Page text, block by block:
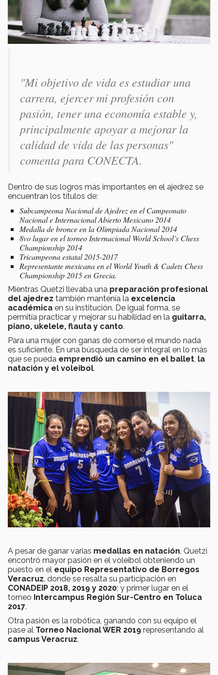
"Mi objetivo de vida es estudiar una
carrera, ejercer mi profesión con
pasión, tener una economía estable y,
principalmente apoyar a mejorar la
calidad de vida de las personas"
comenta para CONECTA.
Dentro de sus logros más importantes en el ajedrez se
encuentran los títulos de:
Subcampeona Nacional de Ajedrez en el Campeonato
Nacional e Internacional Abierto Mexicano 2014
Medalla de bronce en la Olimpiada Nacional 2014
8vo lugar en el torneo Internacional World School’s Chess
Championship 2014
Tricampeona estatal 2015-2017
Representante mexicana en el World Youth & Cadets Chess
Championship 2015 en Grecia.
Mientras Quetzi llevaba una preparación profesional
del ajedrez también mantenía la excelencia
académica en su institución. De igual forma, se
permitía practicar y mejorar su habilidad en la guitarra,
piano, ukelele, flauta y canto.
Para una mujer con ganas de comerse el mundo nada
es suficiente. En una búsqueda de ser integral en lo más
que se pueda emprendió un camino en el ballet, la
natación y el voleibol.
A pesar de ganar varias medallas en natación, Quetzi
encontró mayor pasión en el voleibol obteniendo un
puesto en el equipo Representativo de Borregos
Veracruz, donde se resalta su participación en
CONADEIP 2018, 2019 y 2020; y primer lugar en el
torneo Intercampus Región Sur-Centro en Toluca
2017.
Otra pasión es la robótica, ganando con su equipo el
pase al Torneo Nacional WER 2019 representando al
campus Veracruz.